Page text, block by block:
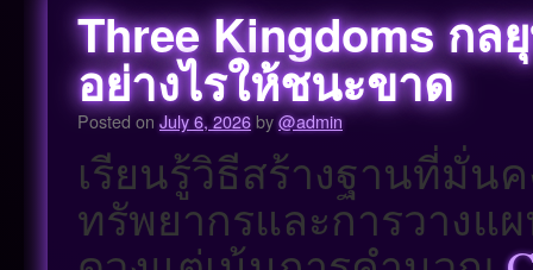
Three Kingdoms กล
อย่างไรให้ชนะขาด
Posted on July 6, 2026by@admin
เรียนรู้วิธีสร้างฐานที่มั่น
ทรัพยากรและการวางแ